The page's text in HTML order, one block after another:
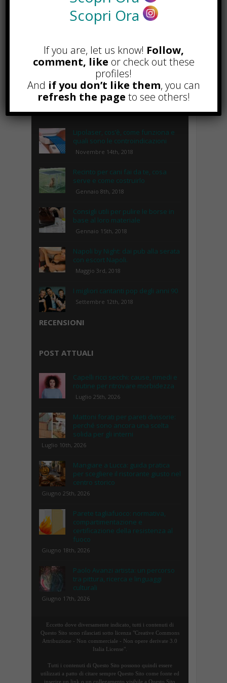
Lipolaser, cos’è, come funziona e
quali sono le controindicazioni
Novembre 14th, 2018
Recinto per cani fai da te, cosa
serve e come costruirlo
Gennaio 8th, 2018
Consigli utili per pulire le borse in
base al loro materiale
Gennaio 15th, 2018
Napoli by Night: dai pub alla serata
con escort Napoli.
Maggio 3rd, 2018
I migliori cantanti pop degli anni 90
Settembre 12th, 2018
RECENSIONI
POST ATTUALI
Capelli ricci secchi: cause, rimedi e
routine per ritrovare morbidezza
Luglio 25th, 2026
Mattoni forati per pareti divisorie:
perché sono ancora una scelta
solida per gli interni
Luglio 10th, 2026
Mangiare a Lucca: guida pratica
per scegliere il ristorante giusto nel
centro storico
Giugno 25th, 2026
Parete tagliafuoco: normativa,
compartimentazione e
certificazione della resistenza al
fuoco
Giugno 18th, 2026
Paolo Avanzi artista: un percorso
tra pittura, ricerca e linguaggi
culturali
Giugno 17th, 2026
Eccetto dove diversamente indicato, tutti i contenuti di
Questo Sito sono rilasciati sotto licenza "Creative Commons
Attribuzione - Non commerciale - Non opere derivate 3.0
Italia License".
Tutti i contenuti di Questo Sito possono quindi essere
utilizzati a patto di citare sempre Questo Sito come fonte ed
inserire un link o un collegamento visibile a Questo Sito
Scopri Ora
If you are, let us know! Follow,
comment, like or check out these
profiles!
And if you don’t like them, you can
refresh the page to see others!